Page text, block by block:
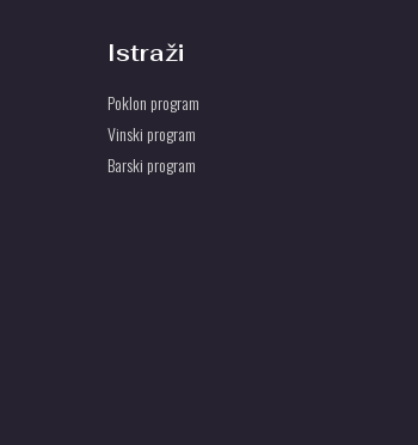
Istraži
Poklon program
Vinski program
Barski program